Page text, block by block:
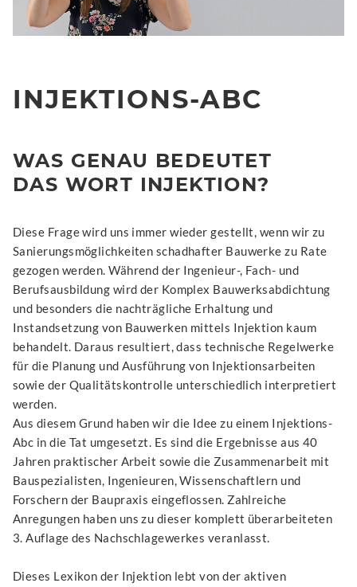
INJEKTIONS-ABC
WAS GENAU BEDEUTET
DAS WORT INJEKTION?
Diese Frage wird uns immer wieder gestellt, wenn wir zu
Sanierungsmöglichkeiten schadhafter Bauwerke zu Rate
gezogen werden. Während der Ingenieur-, Fach- und
Berufsausbildung wird der Komplex Bauwerksabdichtung
und besonders die nachträgliche Erhaltung und
Instandsetzung von Bauwerken mittels Injektion kaum
behandelt. Daraus resultiert, dass technische Regelwerke
für die Planung und Ausführung von Injektionsarbeiten
sowie der Qualitätskontrolle unterschiedlich interpretiert
werden.
Aus diesem Grund haben wir die Idee zu einem Injektions-
Abc in die Tat umgesetzt. Es sind die Ergebnisse aus 40
Jahren praktischer Arbeit sowie die Zusammenarbeit mit
Bauspezialisten, Ingenieuren, Wissenschaftlern und
Forschern der Baupraxis eingeflossen. Zahlreiche
Anregungen haben uns zu dieser komplett überarbeiteten
3. Auflage des Nachschlagewerkes veranlasst.
Dieses Lexikon der Injektion lebt von der aktiven